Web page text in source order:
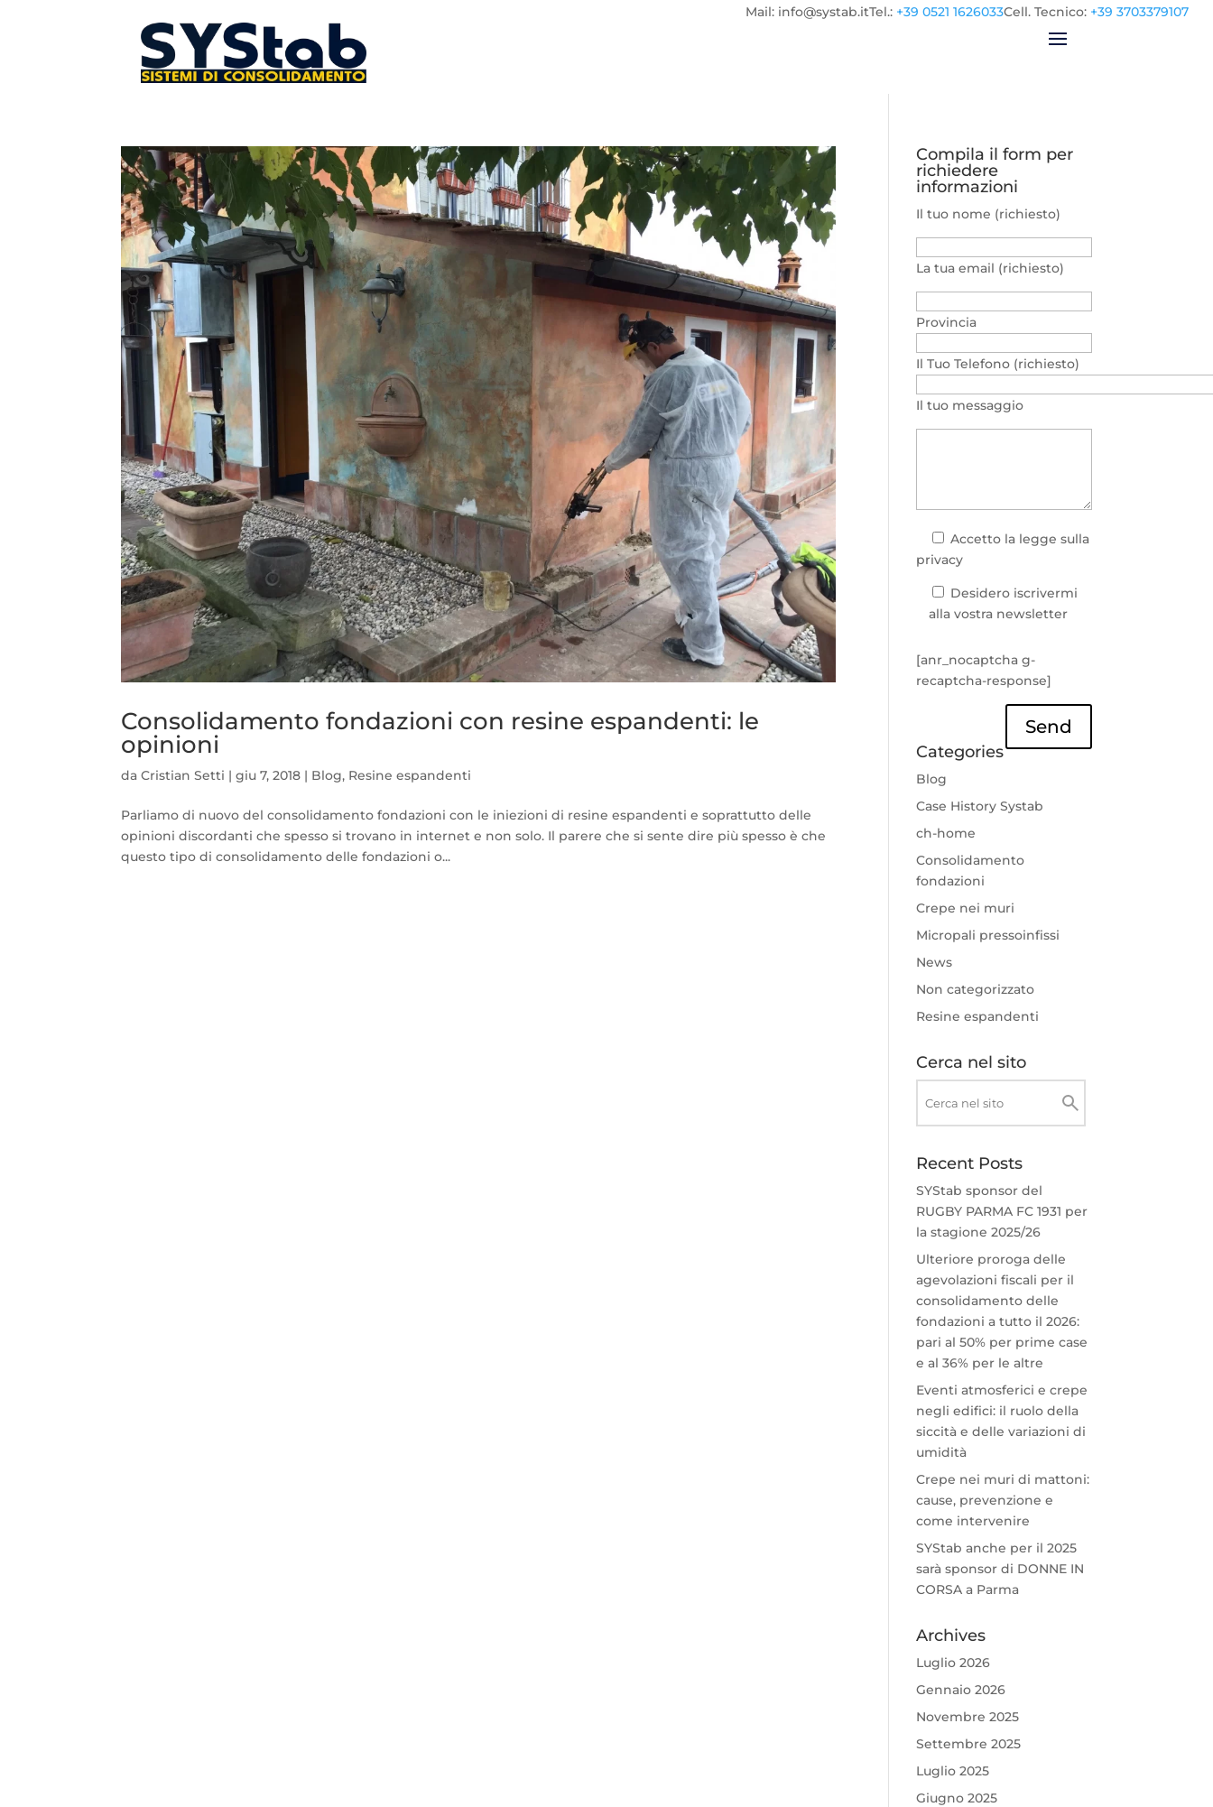
Cell. Tecnico: +39 3703379107
Tel.: +39 0521 1626033
Mail: info@systab.it
Consolidamento fondazioni con resine espandenti: le
opinioni
daCristian Setti |giu 7, 2018 | Blog, Resine espandenti
Parliamo di nuovo del consolidamento fondazioni con le iniezioni di resine espandenti e soprattutto delle
opinioni discordanti che spesso si trovano in internet e non solo. Il parere che si sente dire più spesso è che
questo tipo di consolidamento delle fondazioni o...
Compila il form per
richiedere
informazioni
Il tuo nome (richiesto)
La tua email (richiesto)
Provincia
Il Tuo Telefono (richiesto)
Il tuo messaggio
Accetto la legge sulla
privacy
Desidero iscrivermi
alla vostra newsletter
[anr_nocaptcha g-
recaptcha-response]
Send
Categories
Blog
Case History Systab
ch-home
Consolidamento
fondazioni
Crepe nei muri
Micropali pressoinfissi
News
Non categorizzato
Resine espandenti
Cerca nel sito
Recent Posts
SYStab sponsor del
RUGBY PARMA FC 1931 per
la stagione 2025/26
Ulteriore proroga delle
agevolazioni fiscali per il
consolidamento delle
fondazioni a tutto il 2026:
pari al 50% per prime case
e al 36% per le altre
Eventi atmosferici e crepe
negli edifici: il ruolo della
siccità e delle variazioni di
umidità
Crepe nei muri di mattoni:
cause, prevenzione e
come intervenire
SYStab anche per il 2025
sarà sponsor di DONNE IN
CORSA a Parma
Archives
Luglio 2026
Gennaio 2026
Novembre 2025
Settembre 2025
Luglio 2025
Giugno 2025